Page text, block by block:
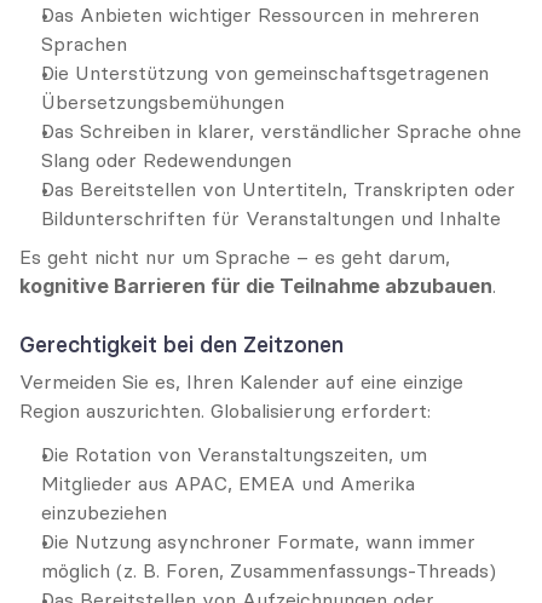
Das Anbieten wichtiger Ressourcen in mehreren
Sprachen
Die Unterstützung von gemeinschaftsgetragenen
Übersetzungsbemühungen
Das Schreiben in klarer, verständlicher Sprache ohne
Slang oder Redewendungen
Das Bereitstellen von Untertiteln, Transkripten oder
Bildunterschriften für Veranstaltungen und Inhalte
kognitive Barrieren für die Teilnahme abzubauen.
Gerechtigkeit bei den Zeitzonen
Vermeiden Sie es, Ihren Kalender auf eine einzige
Region auszurichten. Globalisierung erfordert:
Die Rotation von Veranstaltungszeiten, um
Mitglieder aus APAC, EMEA und Amerika
einzubeziehen
Die Nutzung asynchroner Formate, wann immer
möglich (z. B. Foren, Zusammenfassungs-Threads)